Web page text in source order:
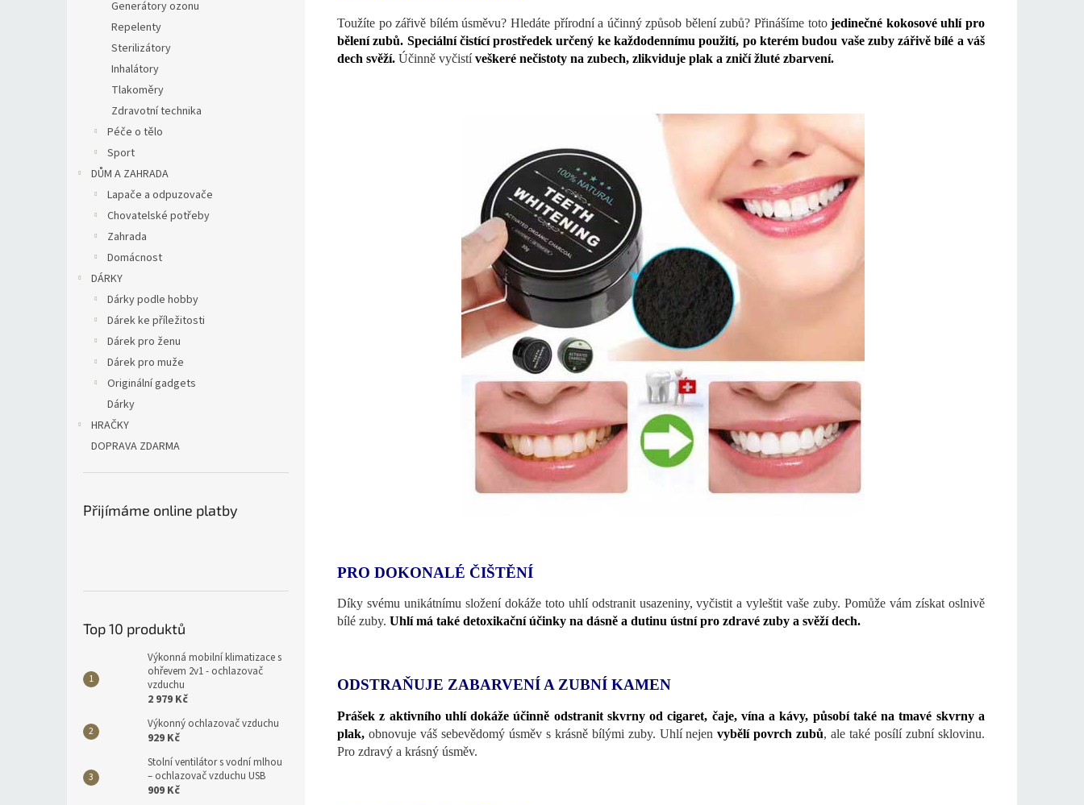
Generátory ozonu
Repelenty
Sterilizátory
Inhalátory
Tlakoměry
Zdravotní technika
Péče o tělo
Sport
DŮM A ZAHRADA
Lapače a odpuzovače
Chovatelské potřeby
Zahrada
Domácnost
DÁRKY
Dárky podle hobby
Dárek ke příležitosti
Dárek pro ženu
Dárek pro muže
Originální gadgets
Dárky
HRAČKY
DOPRAVA ZDARMA
Přijímáme online platby
Top 10 produktů
Výkonná mobilní klimatizace s
ohřevem 2v1 - ochlazovač
vzduchu
2 979 Kč
Výkonný ochlazovač vzduchu
929 Kč
Stolní ventilátor s vodní mlhou
– ochlazovač vzduchu USB
909 Kč
Toužíte po zářivě bílém úsměvu? Hledáte přírodní a účinný způsob bělení zubů? Přinášíme totojedinečné kokosové uhlí pro
bělení zubů. Speciální čistící prostředek určený ke každodennímu použití, po kterém budou vaše zuby zářivě bílé a váš
dech svěží. Účinně vyčistíveškeré nečistoty na zubech, zlikviduje plak a zničí žluté zbarvení.
PRO DOKONALÉ ČIŠTĚNÍ
Díky svému unikátnímu složení dokáže toto uhlí odstranit usazeniny, vyčistit a vyleštit vaše zuby. Pomůže vám získat oslnivě
bílé zuby. Uhlí má také detoxikační účinky na dásně a dutinu ústní pro zdravé zuby a svěží dech.
ODSTRAŇUJE ZABARVENÍ A ZUBNÍ KAMEN
Prášek z aktivního uhlí dokáže účinně odstranit skvrny od cigaret, čaje, vína a kávy, působí také na tmavé skvrny a
plak, obnovuje váš sebevědomý úsměv s krásně bílými zuby. Uhlí nejenvybělí povrch zubů, ale také posílí zubní sklovinu.
Pro zdravý a krásný úsměv.